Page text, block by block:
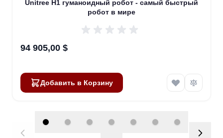
Unitree H1 гуманоидный робот - самый быстрый
робот в мире
94 905,00 $
Добавить в Корзину